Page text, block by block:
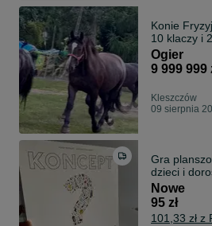
Konie
10 klaczy i
Ogier
9 999 999
Kleszczów
09 sierpnia
Gra
dzieci i
Nowe
95 zł
101,33 zł z